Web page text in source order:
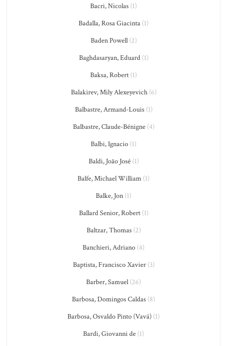
Bacri, Nicolas (1)
Badalla, Rosa Giacinta (1)
Baden Powell(2)
Baghdasaryan, Eduard(1)
Baksa, Robert (1)
Balakirev, Mily Alexeyevich(6)
Balbastre, Armand-Louis(1)
Balbastre, Claude-Bénigne(4)
Balbi, Ignacio (1)
Baldi, João José(1)
Balfe, Michael William (1)
Balke, Jon (1)
Ballard Senior, Robert(1)
Baltzar, Thomas(2)
Banchieri, Adriano (4)
Baptista, Francisco Xavier(3)
Barber, Samuel (26)
Barbosa, Domingos Caldas (8)
Barbosa, Osvaldo Pinto (Vavá) (1)
Bardi, Giovanni de (1)